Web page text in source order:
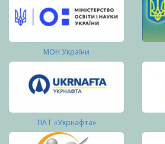
МОН України
ПАТ «Укрнафта»